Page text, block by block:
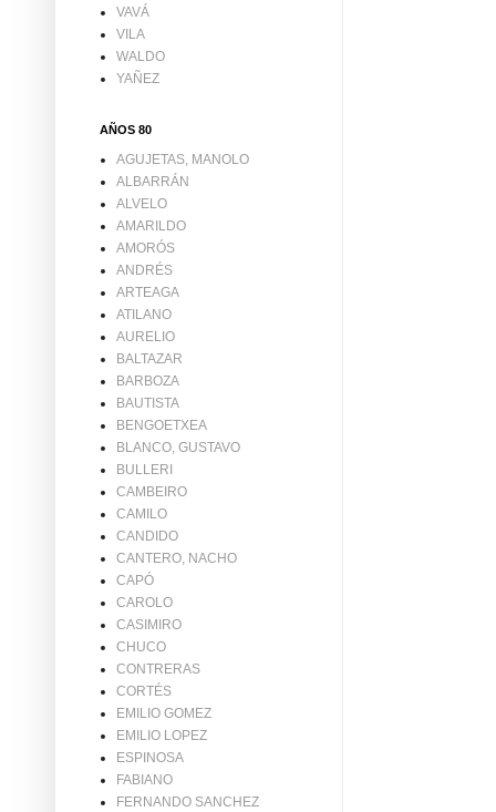
VAVÁ
VILA
WALDO
YAÑEZ
AÑOS 80
AGUJETAS, MANOLO
ALBARRÁN
ALVELO
AMARILDO
AMORÓS
ANDRÉS
ARTEAGA
ATILANO
AURELIO
BALTAZAR
BARBOZA
BAUTISTA
BENGOETXEA
BLANCO, GUSTAVO
BULLERI
CAMBEIRO
CAMILO
CANDIDO
CANTERO, NACHO
CAPÓ
CAROLO
CASIMIRO
CHUCO
CONTRERAS
CORTÉS
EMILIO GOMEZ
EMILIO LOPEZ
ESPINOSA
FABIANO
FERNANDO SANCHEZ